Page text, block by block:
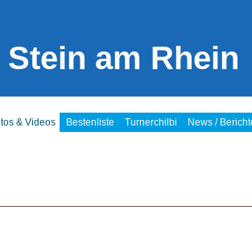
am Rhein
& Videos Bestenliste Turnerchilbi News /